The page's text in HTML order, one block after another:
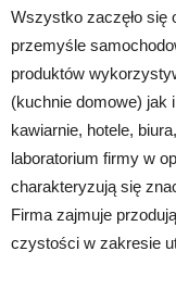
Wszystko zaczęło się
przemyśle
produktów
(kuchnie domowe) jak
kawiarnie, hotele,
laboratorium firmy w
charakteryzują się
Firma zajmuje
czystości w zakresie